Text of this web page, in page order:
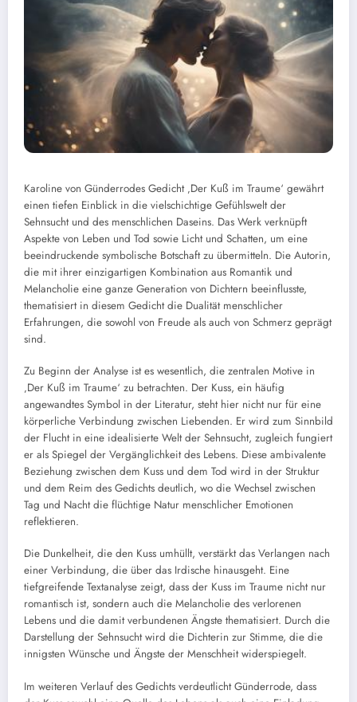
Karoline von Günderrodes Gedicht ‚Der Kuß im Traume‘ gewährt
einen tiefen Einblick in die vielschichtige Gefühlswelt der
Sehnsucht und des menschlichen Daseins. Das Werk verknüpft
Aspekte von Leben und Tod sowie Licht und Schatten, um eine
beeindruckende symbolische Botschaft zu übermitteln. Die Autorin,
die mit ihrer einzigartigen Kombination aus Romantik und
Melancholie eine ganze Generation von Dichtern beeinflusste,
thematisiert in diesem Gedicht die Dualität menschlicher
Erfahrungen, die sowohl von Freude als auch von Schmerz geprägt
sind.
Zu Beginn der Analyse ist es wesentlich, die zentralen Motive in
‚Der Kuß im Traume‘ zu betrachten. Der Kuss, ein häufig
angewandtes Symbol in der Literatur, steht hier nicht nur für eine
körperliche Verbindung zwischen Liebenden. Er wird zum Sinnbild
der Flucht in eine idealisierte Welt der Sehnsucht, zugleich fungiert
er als Spiegel der Vergänglichkeit des Lebens. Diese ambivalente
Beziehung zwischen dem Kuss und dem Tod wird in der Struktur
und dem Reim des Gedichts deutlich, wo die Wechsel zwischen
Tag und Nacht die flüchtige Natur menschlicher Emotionen
reflektieren.
Die Dunkelheit, die den Kuss umhüllt, verstärkt das Verlangen nach
einer Verbindung, die über das Irdische hinausgeht. Eine
tiefgreifende Textanalyse zeigt, dass der Kuss im Traume nicht nur
romantisch ist, sondern auch die Melancholie des verlorenen
Lebens und die damit verbundenen Ängste thematisiert. Durch die
Darstellung der Sehnsucht wird die Dichterin zur Stimme, die die
innigsten Wünsche und Ängste der Menschheit widerspiegelt.
Im weiteren Verlauf des Gedichts verdeutlicht Günderrode, dass